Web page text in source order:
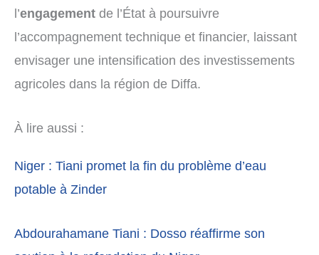
l’engagement de l’État à poursuivre
l’accompagnement technique et financier, laissant
envisager une intensification des investissements
agricoles dans la région de Diffa.
À lire aussi :
Niger : Tiani promet la fin du problème d’eau
potable à Zinder
Abdourahamane Tiani : Dosso réaffirme son